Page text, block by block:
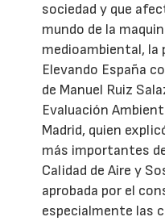
sociedad y que
mundo de la
medioambiental, la
Elevando España
de Manuel Ruiz
Evaluación
Madrid, quien
más importantes
Calidad de Aire y
aprobada por el
especialmente las